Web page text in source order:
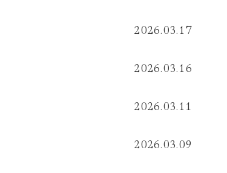
2026.03.17
2026.03.16
2026.03.11
2026.03.09